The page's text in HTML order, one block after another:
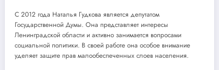
С 2012 года Наталья Гудкова является депутатом
Государственной Думы. Она представляет интересы
Ленинградской области и активно занимается вопросами
социальной политики. В своей работе она особое внимание
уделяет защите прав малообеспеченных слоев населения.